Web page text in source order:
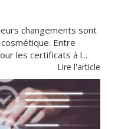
changements sont
Entre
les certificats à l...
Lire l'article